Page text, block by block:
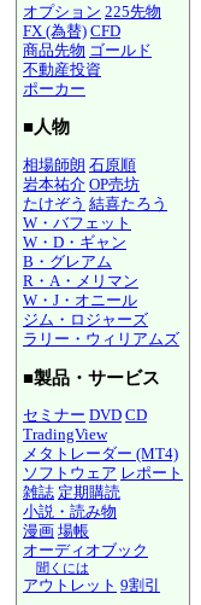
オプション 225先物
FX (為替) CFD
商品先物 ゴールド
不動産投資
ポーカー
■人物
相場師朗 石原順
岩本祐介 OP売坊
たけぞう 結喜たろう
W・バフェット
W・D・ギャン
B・グレアム
R・A・メリマン
W・J・オニール
ジム・ロジャーズ
ラリー・ウィリアムズ
■製品・サービス
セミナー DVD CD
TradingView
メタトレーダー (MT4)
ソフトウェア レポート
雑誌 定期購読
小説・読み物
漫画 場帳
オーディオブック
聞くには
アウトレット 9割引